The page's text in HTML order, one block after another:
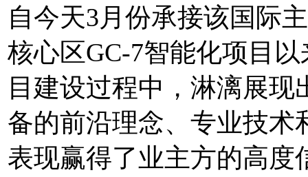
自今天3月份承接该国际
核心区GC-7智能化项目
目建设过程中，淋漓展
备的前沿理念、专业技术
表现赢得了业主方的高度